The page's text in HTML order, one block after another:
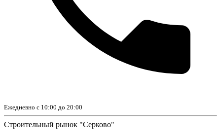
Ежедневно с 10:00 до 20:00
Строительный рынок "Серково"